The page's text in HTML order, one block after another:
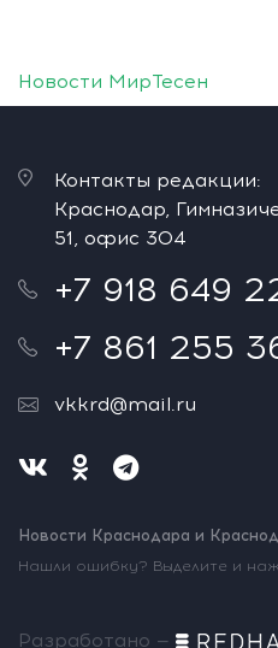
Новости МирТесен
Контакты редакции:
Краснодар,
51, офис 304
+7 918 649
+7 861 255
vkkrd@mail.ru
Новости Краснодара и
Нашли ошибку? Выделите и
Разработано —